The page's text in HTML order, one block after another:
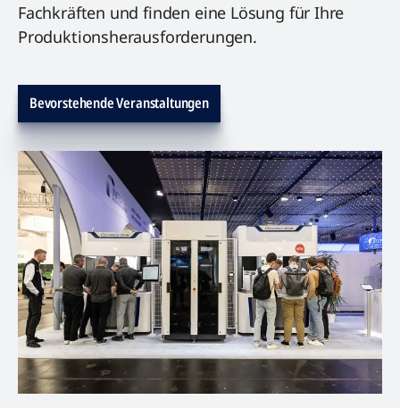
Fachkräften und finden eine Lösung für Ihre
Produktionsherausforderungen.
Bevorstehende Veranstaltungen